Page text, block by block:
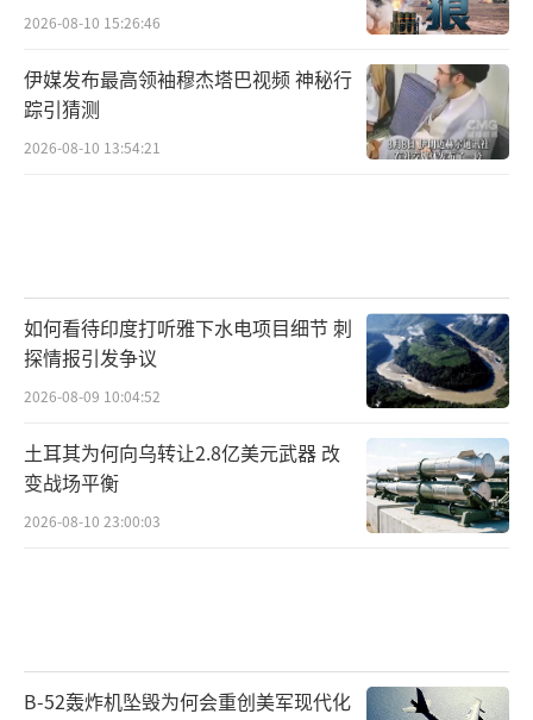
2026-08-10 15:26:46
伊媒发布最高领袖穆杰塔巴视频 神秘行
踪引猜测
2026-08-10 13:54:21
如何看待印度打听雅下水电项目细节 刺
探情报引发争议
2026-08-09 10:04:52
土耳其为何向乌转让2.8亿美元武器 改
变战场平衡
2026-08-10 23:00:03
B-52轰炸机坠毁为何会重创美军现代化